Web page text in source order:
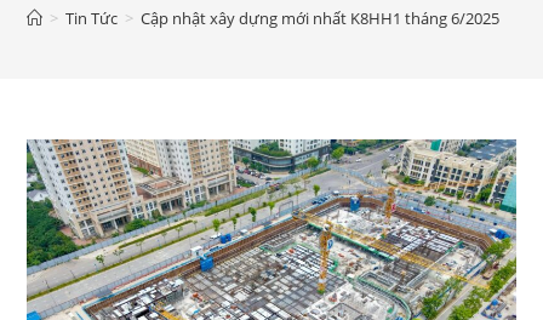
> Tin Tức > Cập nhật xây dựng mới nhất K8HH1 tháng 6/2025